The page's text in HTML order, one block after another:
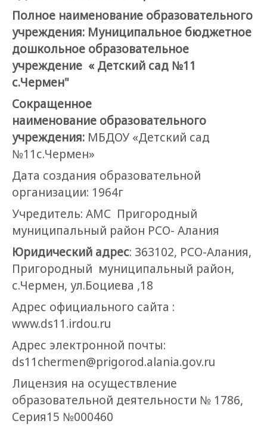
Полное наименование образовательного
учреждения: Муниципальное бюджетное
дошкольное образовательное
учреждение « Детский сад №11
с.Чермен"
Сокращенное
наименование образовательного
учреждения: МБДОУ «Детский сад
№11с.Чермен»
Дата создания образовательной
организации: 1964г
Учредитель: АМС Пригородный
муниципальный район РСО- Алания
Юридический адрес: 363102, РСО-Алания,
Пригородный муниципальный район,
с.Чермен, ул.Боциева ,18
Адрес официального сайта :
www.ds11.irdou.ru
Адрес электронной почты:
ds11chermen@prigorod.alania.gov.ru
Лицензия на осуществление
образовательной деятельности № 1786,
Серия15 №000460